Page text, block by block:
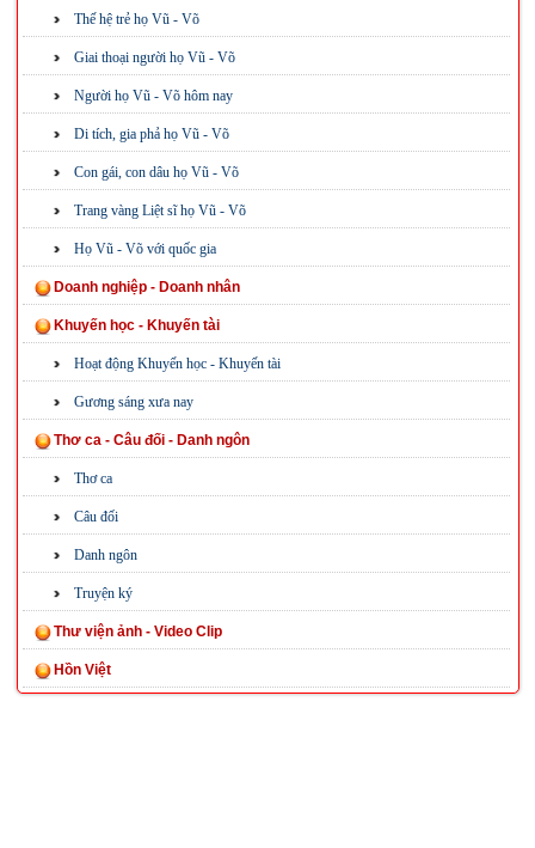
Thế hệ trẻ họ Vũ - Võ
Giai thoại người họ Vũ - Võ
Người họ Vũ - Võ hôm nay
Di tích, gia phả họ Vũ - Võ
Con gái, con dâu họ Vũ - Võ
Trang vàng Liệt sĩ họ Vũ - Võ
Họ Vũ - Võ với quốc gia
Doanh nghiệp - Doanh nhân
Khuyến học - Khuyến tài
Hoạt động Khuyến học - Khuyến tài
Gương sáng xưa nay
Thơ ca - Câu đối - Danh ngôn
Thơ ca
Câu đối
Danh ngôn
Truyện ký
Thư viện ảnh - Video Clip
Hồn Việt